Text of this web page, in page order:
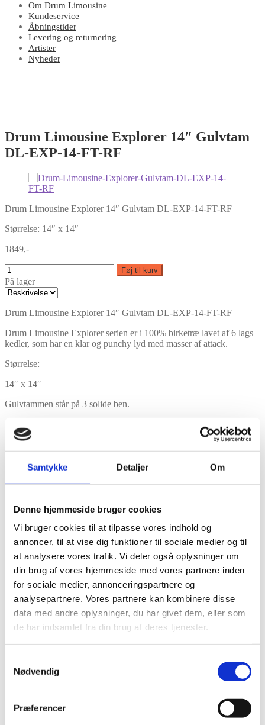
Samtykke Detaljer Om
Denne hjemmeside bruger cookies
Vi bruger cookies til at tilpasse vores indhold og
annoncer, til at vise dig funktioner til sociale medier og til
at analysere vores trafik. Vi deler også oplysninger om
din brug af vores hjemmeside med vores partnere inden
for sociale medier, annonceringspartnere og
analysepartnere. Vores partnere kan kombinere disse
data med andre oplysninger, du har givet dem, eller som
de har indsamlet fra din brug af deres tjenester.
Nødvendig
Præferencer
Om Drum Limousine
Kundeservice
Åbningstider
Levering og returnering
Artister
Nyheder
Drum Limousine Explorer 14″ Gulvtam
DL-EXP-14-FT-RF
Drum Limousine Explorer 14″ Gulvtam DL-EXP-14-FT-RF
Størrelse: 14″ x 14″
1849,-
Føj til kurv
På lager
Drum Limousine Explorer 14″ Gulvtam DL-EXP-14-FT-RF
Drum Limousine Explorer serien er i 100% birketræ lavet af 6 lags
kedler, som har en klar og punchy lyd med masser af attack.
Størrelse:
14″ x 14″
Gulvtammen står på 3 solide ben.
Trommen er højglanslakeret.
Model nummer: DL-EXP-14-FT-RF
Features
Størrelse: 14″ x 14″
×
Vare lagt i kurv